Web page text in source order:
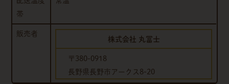
帯
販売者
株式会社 丸冨士
〒380-0918
長野県長野市アークス8-20